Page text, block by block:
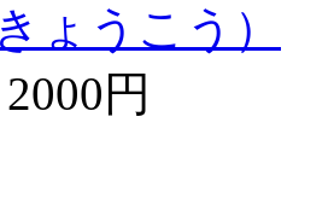
ょうこう）
2000円